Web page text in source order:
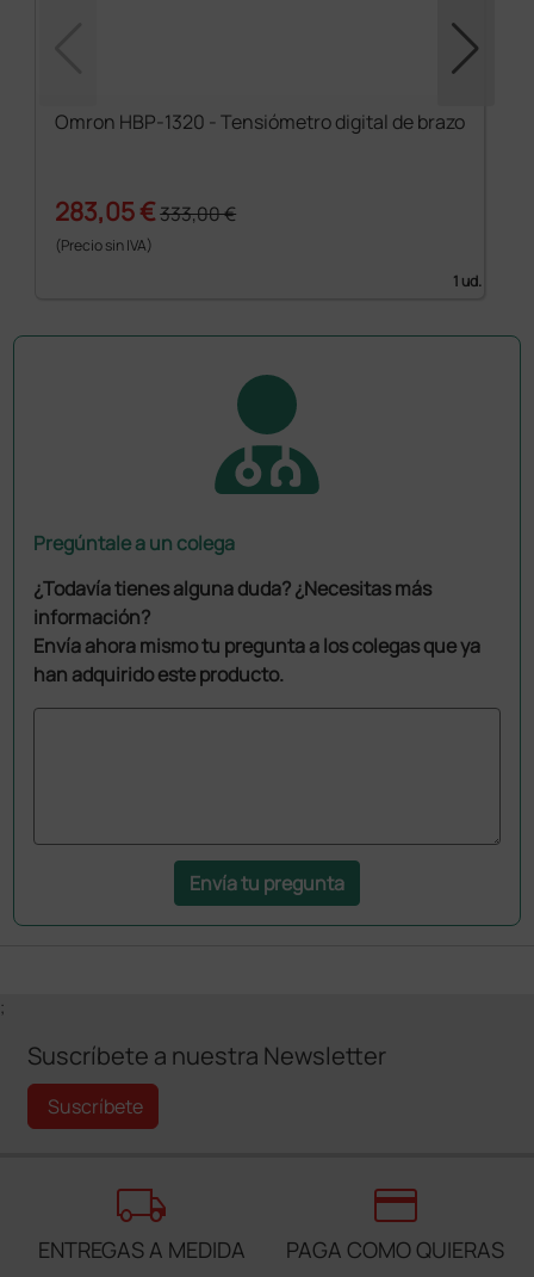
Omron HBP-1320 - Tensiómetro digital de brazo
283,05 €333,00 €
(Precio sin IVA)
1 ud.
Pregúntale a un colega
¿Todavía tienes alguna duda? ¿Necesitas más
información?
Envía ahora mismo tu pregunta a los colegas que ya
han adquirido este producto.
Envía tu pregunta
;
Suscríbete a nuestra Newsletter
Suscríbete
local_shipping
ENTREGAS A MEDIDA
credit_card
PAGA COMO QUIERAS